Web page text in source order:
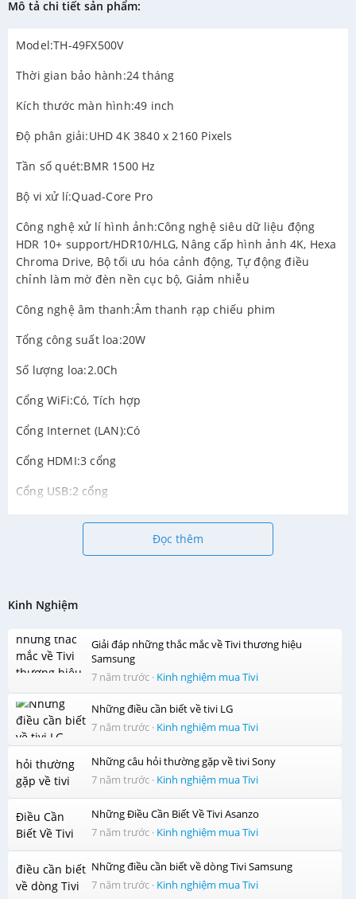
Kinh Nghiệm
Giải đáp những thắc mắc về Tivi thương hiệu
Samsung
7 năm trước · Kinh nghiệm mua Tivi
Những điều cần biết về tivi LG
7 năm trước · Kinh nghiệm mua Tivi
Những câu hỏi thường gặp về tivi Sony
7 năm trước · Kinh nghiệm mua Tivi
Những Điều Cần Biết Về Tivi Asanzo
7 năm trước · Kinh nghiệm mua Tivi
Những điều cần biết về dòng Tivi Samsung
7 năm trước · Kinh nghiệm mua Tivi
Mô tả chi tiết sản phẩm:
Model:TH-49FX500V
Thời gian bảo hành:24 tháng
Kích thước màn hình:49 inch
Độ phân giải:UHD 4K 3840 x 2160 Pixels
Tần số quét:BMR 1500 Hz
Bộ vi xử lí:Quad-Core Pro
Công nghệ xử lí hình ảnh:Công nghệ siêu dữ liệu động
HDR 10+ support/HDR10/HLG, Nâng cấp hình ảnh 4K, Hexa
Chroma Drive, Bộ tối ưu hóa cảnh động, Tự động điều
chỉnh làm mờ đèn nền cục bộ, Giảm nhiễu
Công nghệ âm thanh:Âm thanh rạp chiếu phim
Tổng công suất loa:20W
Số lượng loa:2.0Ch
Cổng WiFi:Có, Tích hợp
Cổng Internet (LAN):Có
Cổng HDMI:3 cổng
Cổng USB:2 cổng
Đọc thêm